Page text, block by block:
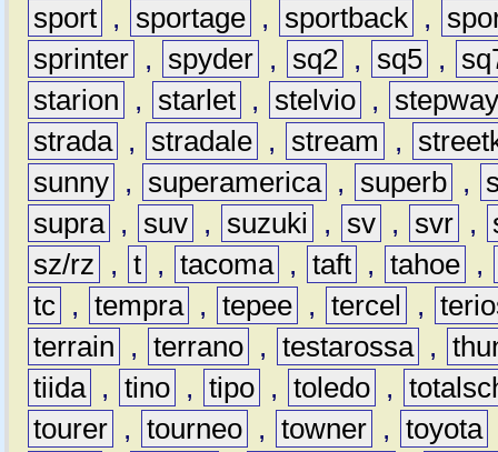
sport , sportage , sportback ,
sprinter , spyder , sq2 , sq5 ,
starion
, starlet , stelvio ,
strada , stradale , stream ,
sunny , superamerica , superb ,
supra , suv , suzuki , sv , svr ,
sz/rz
, t , tacoma , taft , tahoe ,
tc , tempra , tepee , tercel ,
terrain
, terrano , testarossa ,
tiida , tino , tipo , toledo ,
tourer , tourneo , towner , toyota